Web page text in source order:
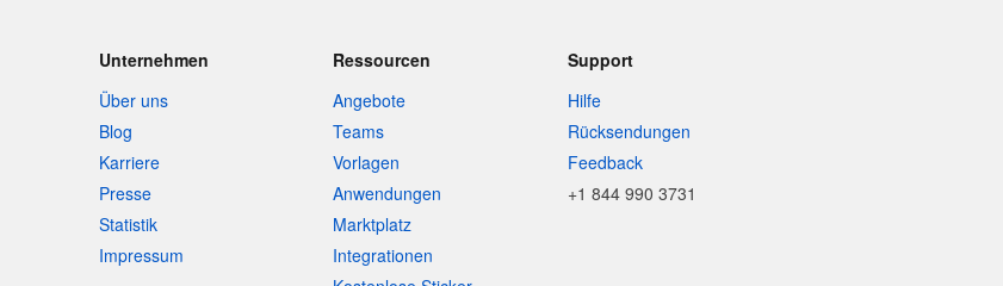
Unternehmen
Über uns
Blog
Karriere
Presse
Statistik
Impressum
Ressourcen
Angebote
Teams
Vorlagen
Anwendungen
Marktplatz
Integrationen
Support
Hilfe
Rücksendungen
Feedback
+1 844 990 3731